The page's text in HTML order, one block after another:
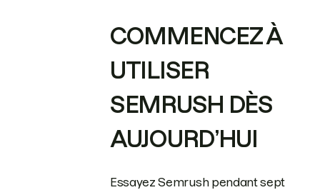
COMMENCEZ À
UTILISER
SEMRUSH DÈS
AUJOURD’HUI
Essayez Semrush pendant sept